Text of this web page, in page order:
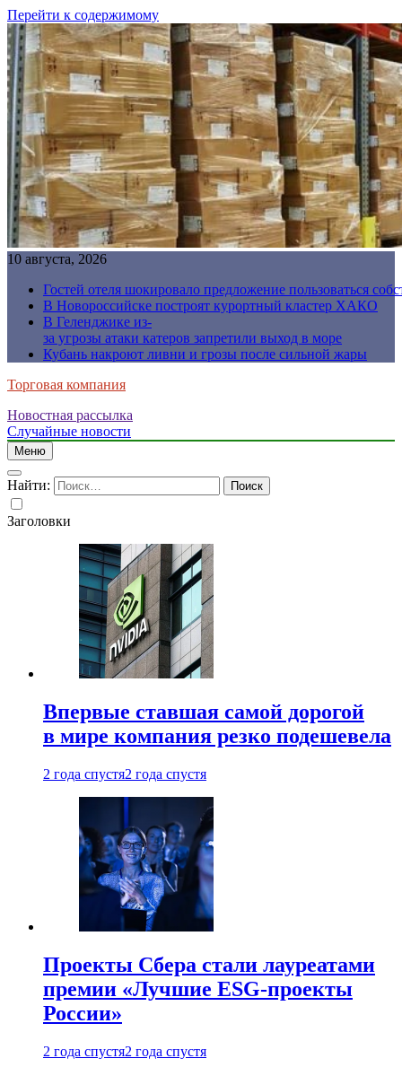
Перейти к содержимому
10 августа, 2026
Гостей отеля шокировало предложение пользоваться
В Новороссийске построят курортный кластер ХАКО
В Геленджике из-
за угрозы атаки катеров запретили выход в море
Кубань накроют ливни и грозы после сильной жары
Торговая компания
Новостная рассылка
Случайные новости
Меню
Найти:
Заголовки
Впервые ставшая самой дорогой
в мире компания резко подешевела
2 года спустя2 года спустя
Проекты Сбера стали лауреатами
премии «Лучшие ESG-проекты
России»
2 года спустя2 года спустя